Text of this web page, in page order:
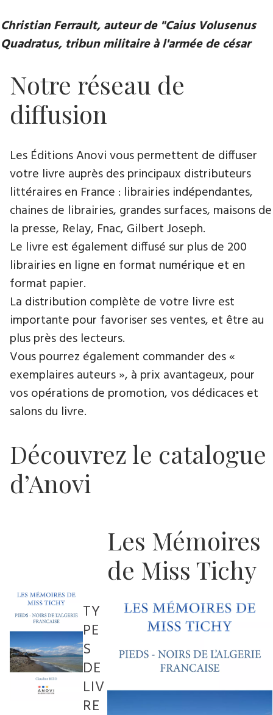
Christian Ferrault, auteur de "Caius Volusenus
Quadratus, tribun militaire à l'armée de césar
Notre réseau de
diffusion
Les Éditions Anovi vous permettent de diffuser
votre livre auprès des principaux distributeurs
littéraires en France : librairies indépendantes,
chaines de librairies, grandes surfaces, maisons de
la presse, Relay, Fnac, Gilbert Joseph.
Le livre est également diffusé sur plus de 200
librairies en ligne en format numérique et en
format papier.
La distribution complète de votre livre est
importante pour favoriser ses ventes, et être au
plus près des lecteurs.
Vous pourrez également commander des «
exemplaires auteurs », à prix avantageux, pour
vos opérations de promotion, vos dédicaces et
salons du livre.
Découvrez le catalogue
d’Anovi
Les Mémoires
de Miss Tichy
TY
PE
S
DE
LIV
RE